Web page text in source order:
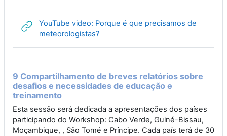
YouTube video: Porque é que precisamos de
meteorologistas?URL
9 Compartilhamento de breves relatórios sobre
desafios e necessidades de educação e
treinamento
Esta sessão será dedicada a apresentações dos países
participando do Workshop: Cabo Verde, Guiné-Bissau,
Moçambique, , São Tomé e Príncipe. Cada país terá de 30